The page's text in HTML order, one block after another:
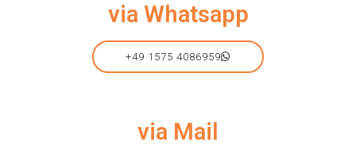
via Whatsapp
+49 1575 4086959
via Mail